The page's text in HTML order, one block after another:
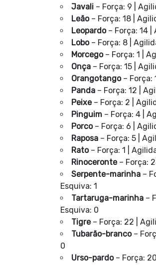
Javali – Força: 9 |
Leão– Força: 18 |
Leopardo– Força: 14 |
Lobo– Força: 8 |
Morcego– Força: 1 |
Onça – Força: 15 |
Orangotango– Força:
Panda – Força: 12 |
Peixe– Força: 2 |
Pinguim – Força: 4 |
Porco– Força: 6 |
Raposa – Força: 5 |
Rato– Força: 1 |
Rinoceronte– Força:
Serpente-marinha –
Esquiva: 1
Tartaruga-marinha –
Esquiva: 0
Tigre– Força: 22 |
Tubarão-branco–
0
Urso-pardo– Força: